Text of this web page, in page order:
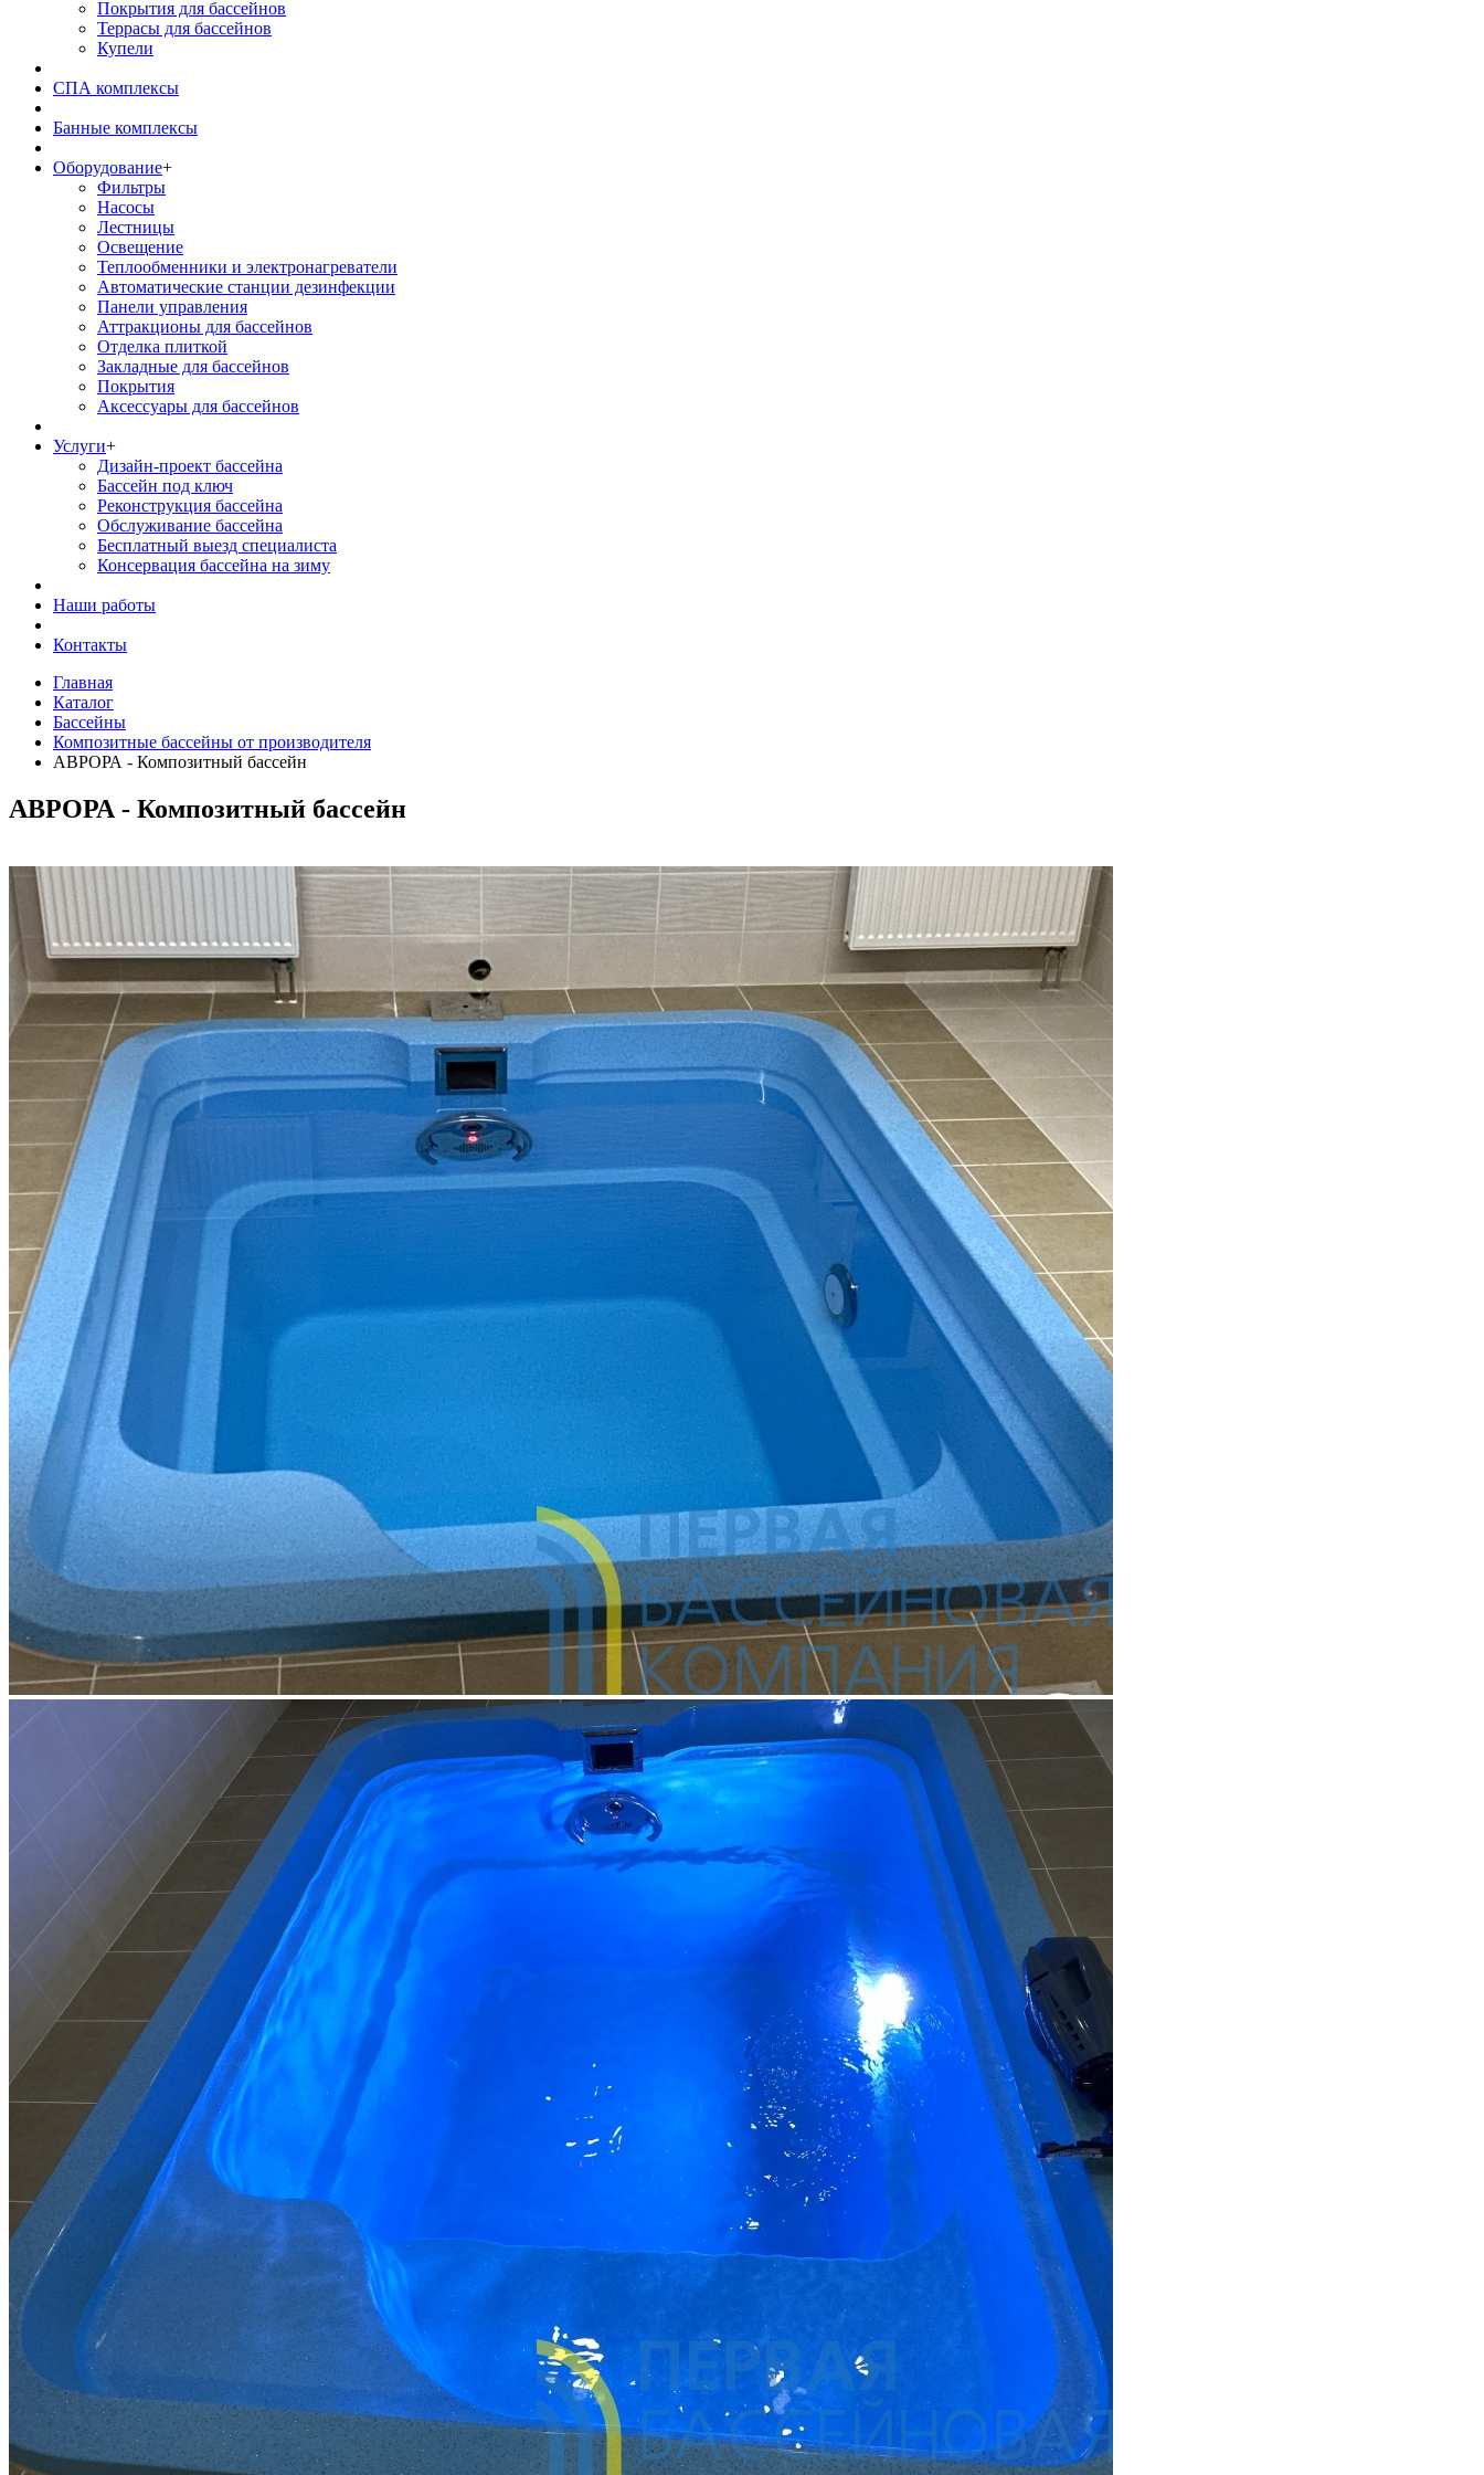
Покрытия для бассейнов
Террасы для бассейнов
Купели
СПА комплексы
Банные комплексы
Оборудование+
Фильтры
Насосы
Лестницы
Освещение
Теплообменники и электронагреватели
Автоматические станции дезинфекции
Панели управления
Аттракционы для бассейнов
Отделка плиткой
Закладные для бассейнов
Покрытия
Аксессуары для бассейнов
Услуги+
Дизайн-проект бассейна
Бассейн под ключ
Реконструкция бассейна
Обслуживание бассейна
Бесплатный выезд специалиста
Консервация бассейна на зиму
Наши работы
Контакты
Главная
Каталог
Бассейны
Композитные бассейны от производителя
АВРОРА - Композитный бассейн
АВРОРА - Композитный бассейн